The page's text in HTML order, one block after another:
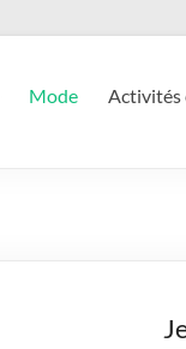
Mode Activités